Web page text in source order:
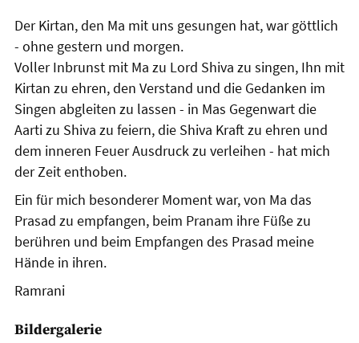
Der Kirtan, den Ma mit uns gesungen hat, war göttlich
- ohne gestern und morgen.
Voller Inbrunst mit Ma zu Lord Shiva zu singen, Ihn mit
Kirtan zu ehren, den Verstand und die Gedanken im
Singen abgleiten zu lassen - in Mas Gegenwart die
Aarti zu Shiva zu feiern, die Shiva Kraft zu ehren und
dem inneren Feuer Ausdruck zu verleihen - hat mich
der Zeit enthoben.
Ein für mich besonderer Moment war, von Ma das
Prasad zu empfangen, beim Pranam ihre Füße zu
berühren und beim Empfangen des Prasad meine
Hände in ihren.
Ramrani
Bildergalerie